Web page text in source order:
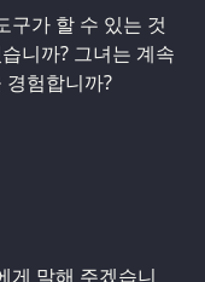
구가 할 수 있는 것
니까? 그녀는 계속
험합니까?
게 말해 주겠습니